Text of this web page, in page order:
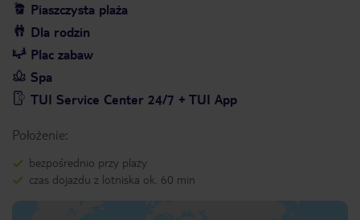
Piaszczysta plaża
Dla rodzin
Plac zabaw
Spa
TUI Service Center 24/7 + TUI App
Położenie:
bezpośrednio przy plaży
czas dojazdu z lotniska ok. 60 min